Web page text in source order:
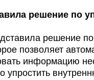
решение по
решение
позволяет
информацию
упростить